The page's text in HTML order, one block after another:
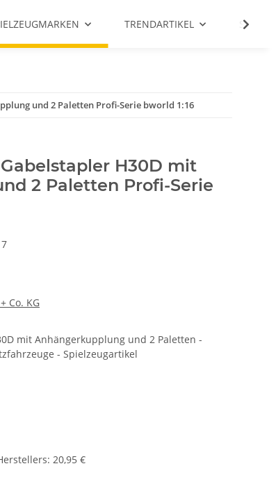
TRENDARTIKEL SALE %
und 2 Paletten Profi-Serie bworld 1:16
Gabelstapler H30D mit
2 Paletten Profi-Serie
Co. KG
mit Anhängerkupplung und 2 Paletten -
- Spielzeugartikel
: 20,95 €